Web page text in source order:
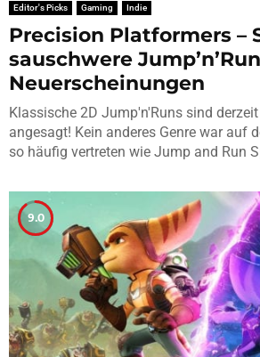
Editor's Picks Gaming Indie
Precision Platformers –
sauschwere Jump’n’Run
Neuerscheinungen
Klassische 2D Jump'n'Runs sind
angesagt! Kein anderes Genre war auf
so häufig vertreten wie Jump and Run
9.0